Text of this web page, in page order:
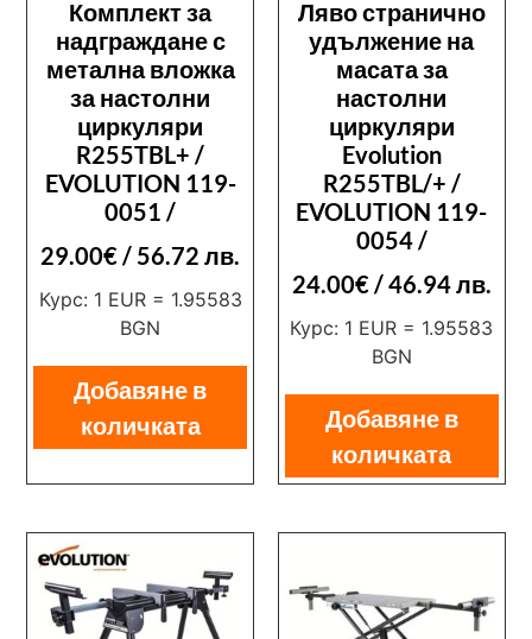
Комплект за
надграждане с
метална вложка
за настолни
циркуляри
R255TBL+ /
EVOLUTION 119-
0051 /
29.00€ / 56.72 лв.
Курс: 1 EUR = 1.95583
BGN
Добавяне в
количката
Ляво странично
удължение на
масата за
настолни
циркуляри
Evolution
R255TBL/+ /
EVOLUTION 119-
0054 /
24.00€/ 46.94 лв.
Курс: 1 EUR = 1.95583
BGN
Добавяне в
количката